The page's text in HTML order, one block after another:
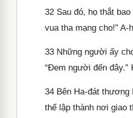
32 Sau đó, họ thắt
vua tha mạng cho!”
33 Những người ấy
“Đem người đến
34 Bên Ha-đát thương
thể lập thành nơi giao